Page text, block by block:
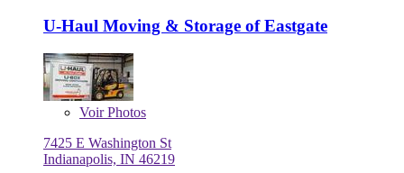
U-Haul Moving & Storage of Eastgate
VoirPhotos
7425 E Washington St
Indianapolis, IN 46219